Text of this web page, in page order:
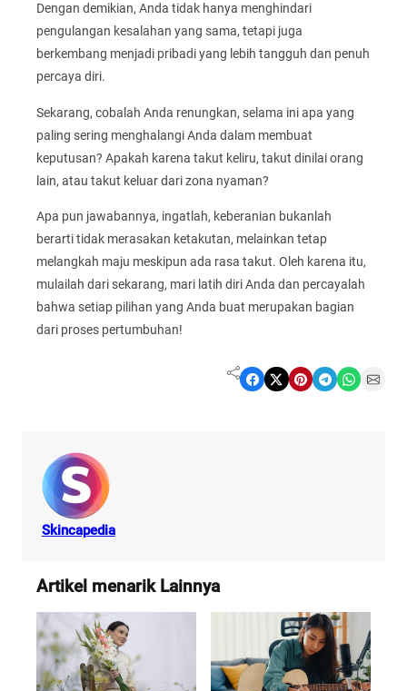
Dengan demikian, Anda tidak hanya menghindari
pengulangan kesalahan yang sama, tetapi juga
berkembang menjadi pribadi yang lebih tangguh dan penuh
percaya diri.
Sekarang, cobalah Anda renungkan, selama ini apa yang
paling sering menghalangi Anda dalam membuat
keputusan? Apakah karena takut keliru, takut dinilai orang
lain, atau takut keluar dari zona nyaman?
Apa pun jawabannya, ingatlah, keberanian bukanlah
berarti tidak merasakan ketakutan, melainkan tetap
melangkah maju meskipun ada rasa takut. Oleh karena itu,
mulailah dari sekarang, mari latih diri Anda dan percayalah
bahwa setiap pilihan yang Anda buat merupakan bagian
dari proses pertumbuhan!
Share on Facebook Share on X Share on Pinterest Share on Telegram Share on WhatsApp Share on Email
Skincapedia
Artikel menarik Lainnya